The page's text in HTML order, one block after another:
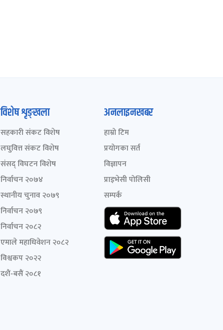
विशेष शृङ्खला
सहकारी संकट विशेष
लघुवित्त संकट विशेष
संसद् विघटन विशेष
निर्वाचन २०७४
स्थानीय चुनाव २०७९
निर्वाचन २०७९
निर्वाचन २०८२
एमाले महाधिवेशन २०८२
विश्वकप २०२२
दशैं-बसैं २०८१
अनलाइनखबर
हाम्रो टिम
प्रयोगका सर्त
विज्ञापन
प्राइभेसी पोलिसी
सम्पर्क